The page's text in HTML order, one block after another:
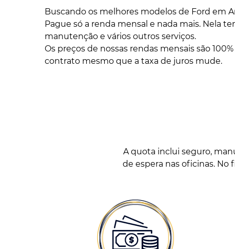
Buscando os melhores modelos de Ford em
Pague só a renda mensal e nada mais. Nela
manutenção e vários outros serviços.
Os preços de nossas rendas mensais são
contrato mesmo que a taxa de juros mude.
A quota inclui seguro,
de espera nas oficinas.